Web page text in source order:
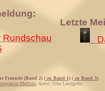
Rundschau
Letzte
Freunde (Band 2) ( zu Band 1) ( zu Band 3)
Medizin; Autor: Elke Landgrebe